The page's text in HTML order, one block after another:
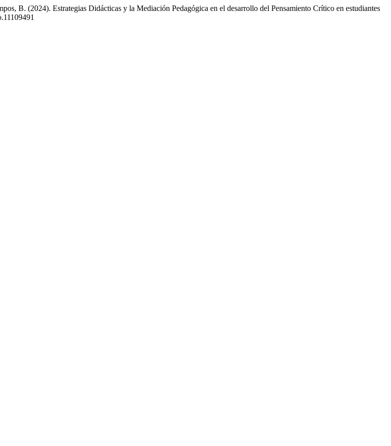
B. (2024). Estrategias Didácticas y la Mediación Pedagógica en el desarrollo del Pensamiento Crítico en estudiantes